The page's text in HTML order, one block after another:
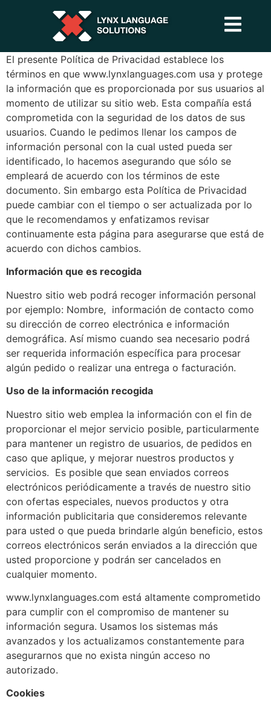
El presente Política de Privacidad establece los
términos en que www.lynxlanguages.com usa y protege
la información que es proporcionada por sus usuarios al
momento de utilizar su sitio web. Esta compañía está
comprometida con la seguridad de los datos de sus
usuarios. Cuando le pedimos llenar los campos de
información personal con la cual usted pueda ser
identificado, lo hacemos asegurando que sólo se
empleará de acuerdo con los términos de este
documento. Sin embargo esta Política de Privacidad
puede cambiar con el tiempo o ser actualizada por lo
que le recomendamos y enfatizamos revisar
continuamente esta página para asegurarse que está de
acuerdo con dichos cambios.
Información que es recogida
Nuestro sitio web podrá recoger información personal
por ejemplo: Nombre, información de contacto como
su dirección de correo electrónica e información
demográfica. Así mismo cuando sea necesario podrá
ser requerida información específica para procesar
algún pedido o realizar una entrega o facturación.
Uso de la información recogida
Nuestro sitio web emplea la información con el fin de
proporcionar el mejor servicio posible, particularmente
para mantener un registro de usuarios, de pedidos en
caso que aplique, y mejorar nuestros productos y
servicios. Es posible que sean enviados correos
electrónicos periódicamente a través de nuestro sitio
con ofertas especiales, nuevos productos y otra
información publicitaria que consideremos relevante
para usted o que pueda brindarle algún beneficio, estos
correos electrónicos serán enviados a la dirección que
usted proporcione y podrán ser cancelados en
cualquier momento.
www.lynxlanguages.com está altamente comprometido
para cumplir con el compromiso de mantener su
información segura. Usamos los sistemas más
avanzados y los actualizamos constantemente para
asegurarnos que no exista ningún acceso no
autorizado.
Cookies